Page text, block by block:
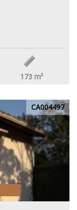
173 m²
CA004497